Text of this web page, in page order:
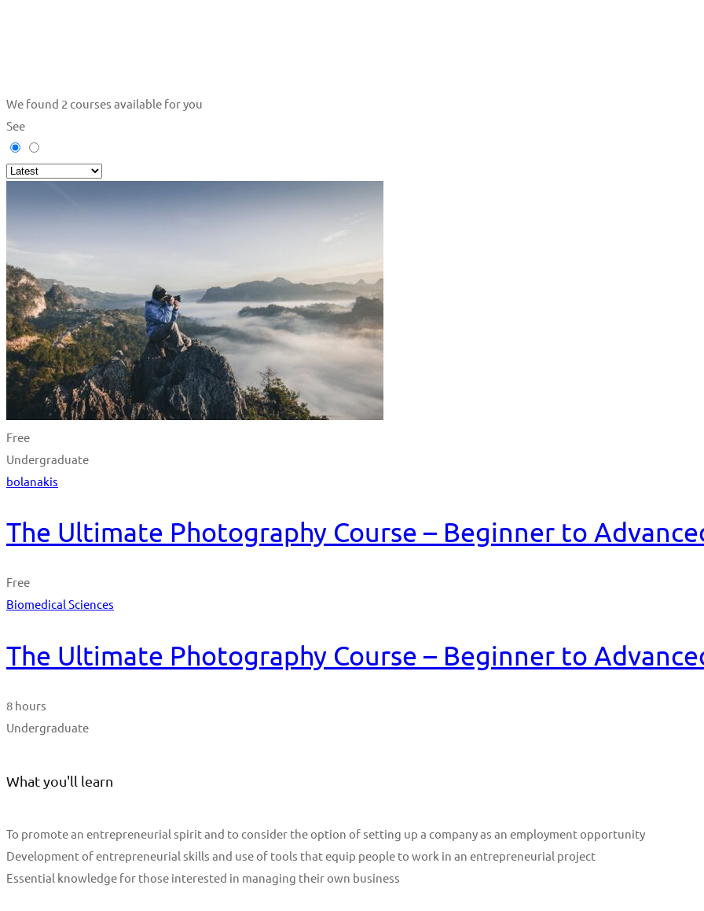
We found 2 courses available for you
See
Free
Undergraduate
bolanakis
The Ultimate Photography Course – Beginner to
Free
Biomedical Sciences
The Ultimate Photography Course – Beginner to
8 hours
Undergraduate
What you'll learn
To promote an entrepreneurial spirit and to consider the option of setting up a company as an employment opportunity
Development of entrepreneurial skills and use of tools that equip people to work in an entrepreneurial project
Essential knowledge for those interested in managing their own business